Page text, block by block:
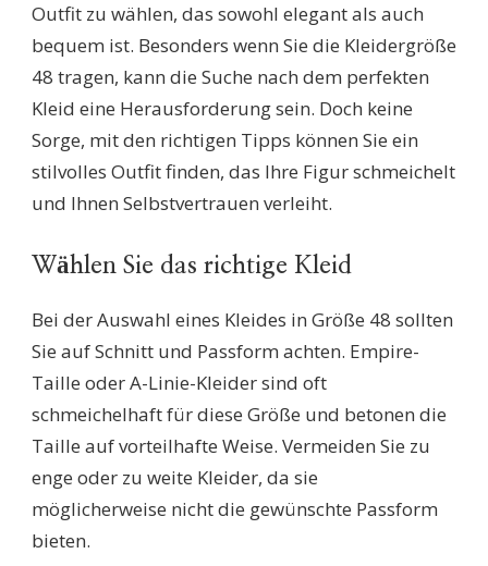
Outfit zu wählen, das sowohl elegant als auch
bequem ist. Besonders wenn Sie die Kleidergröße
48 tragen, kann die Suche nach dem perfekten
Kleid eine Herausforderung sein. Doch keine
Sorge, mit den richtigen Tipps können Sie ein
stilvolles Outfit finden, das Ihre Figur schmeichelt
und Ihnen Selbstvertrauen verleiht.
Wählen Sie das richtige Kleid
Bei der Auswahl eines Kleides in Größe 48 sollten
Sie auf Schnitt und Passform achten. Empire-
Taille oder A-Linie-Kleider sind oft
schmeichelhaft für diese Größe und betonen die
Taille auf vorteilhafte Weise. Vermeiden Sie zu
enge oder zu weite Kleider, da sie
möglicherweise nicht die gewünschte Passform
bieten.